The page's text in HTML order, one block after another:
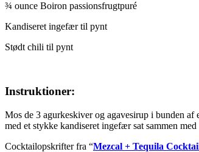
¾ ounce Boiron passionsfrugtpuré
Kandiseret ingefær til pynt
Stødt chili til pynt
Instruktioner:
Mos de 3 agurkeskiver og agavesirup i bunden
med et stykke kandiseret ingefær sat sammen
Cocktailopskrifter fra “Mezcal + Tequila